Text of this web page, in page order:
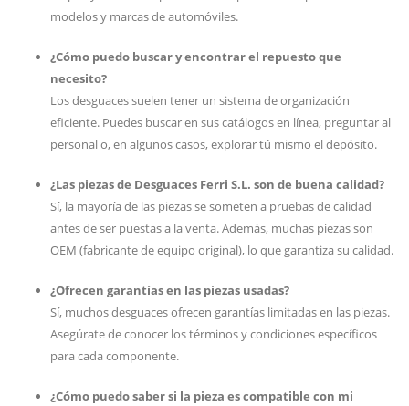
modelos y marcas de automóviles.
¿Cómo puedo buscar y encontrar el repuesto que
necesito?
Los desguaces suelen tener un sistema de organización
eficiente. Puedes buscar en sus catálogos en línea, preguntar al
personal o, en algunos casos, explorar tú mismo el depósito.
¿Las piezas de Desguaces Ferri S.L. son de buena calidad?
Sí, la mayoría de las piezas se someten a pruebas de calidad
antes de ser puestas a la venta. Además, muchas piezas son
OEM (fabricante de equipo original), lo que garantiza su calidad.
¿Ofrecen garantías en las piezas usadas?
Sí, muchos desguaces ofrecen garantías limitadas en las piezas.
Asegúrate de conocer los términos y condiciones específicos
para cada componente.
¿Cómo puedo saber si la pieza es compatible con mi